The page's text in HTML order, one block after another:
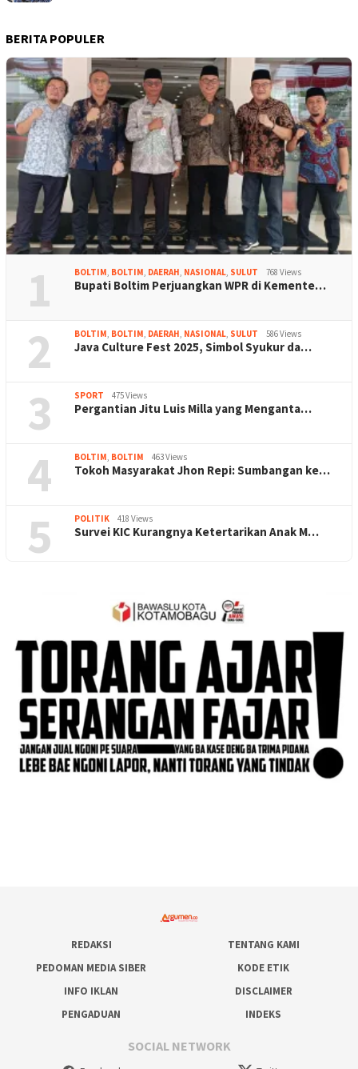
BERITA POPULER
1 BOLTIM, BOLTIM, DAERAH, NASIONAL, SULUT 768 Views
Bupati Boltim Perjuangkan WPR di Kemente…
2 BOLTIM, BOLTIM, DAERAH, NASIONAL, SULUT 586 Views
Java Culture Fest 2025, Simbol Syukur da…
3 SPORT 475 Views
Pergantian Jitu Luis Milla yang Menganta…
4 BOLTIM, BOLTIM 463 Views
Tokoh Masyarakat Jhon Repi: Sumbangan ke…
5 POLITIK 418 Views
Survei KIC Kurangnya Ketertarikan Anak M…
REDAKSI
TENTANG KAMI
PEDOMAN MEDIA SIBER
KODE ETIK
INFO IKLAN
DISCLAIMER
PENGADUAN
INDEKS
SOCIAL NETWORK